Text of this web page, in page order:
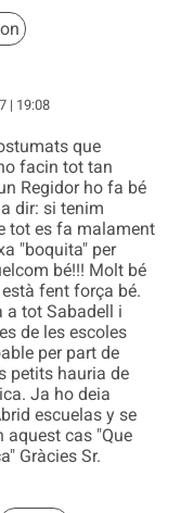
| 19:08
que
facin tot tan
Regidor ho fa bé
dir: si tenim
tot es fa malament
"boquita" per
bé!!! Molt bé
fent força bé.
a tot Sabadell i
de les escoles
per part de
petits hauria de
Ja ho deia
escuelas y se
aquest cas "Que
Gràcies Sr.